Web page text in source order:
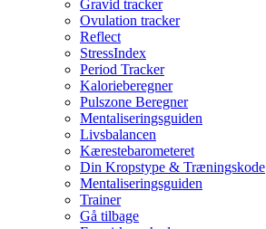
Gravid tracker
Ovulation tracker
Reflect
StressIndex
Period Tracker
Kalorieberegner
Pulszone Beregner
Mentaliseringsguiden
Livsbalancen
Kærestebarometeret
Din Kropstype & Træningskode
Mentaliseringsguiden
Trainer
Gå tilbage